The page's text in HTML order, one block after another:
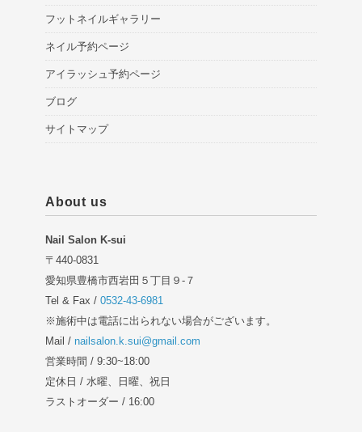
フットネイルギャラリー
ネイル予約ページ
アイラッシュ予約ページ
ブログ
サイトマップ
About us
Nail Salon K-sui
〒440-0831
愛知県豊橋市西岩田５丁目９-７
Tel & Fax / 0532-43-6981
※施術中は電話に出られない場合がございます。
Mail / nailsalon.k.sui@gmail.com
営業時間 / 9:30~18:00
定休日 / 水曜、日曜、祝日
ラストオーダー / 16:00